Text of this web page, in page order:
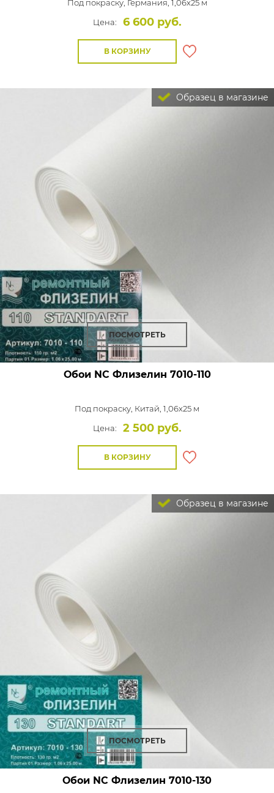
Под покраску, Германия, 1,06x25 м
Цена:
6 600 руб.
В КОРЗИНУ
Образец в магазине
ПОСМОТРЕТЬ
Обои NC Флизелин 7010-110
Под покраску, Китай, 1,06x25 м
Цена:
2 500 руб.
В КОРЗИНУ
Образец в магазине
ПОСМОТРЕТЬ
Обои NC Флизелин 7010-130